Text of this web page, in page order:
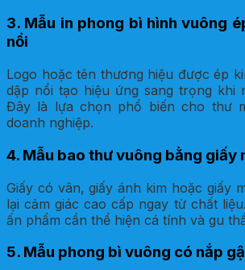
3. Mẫu in phong bì hình vuông
nổi
Logo hoặc tên thương hiệu được ép
dập nổi tạo hiệu ứng sang trọng khi
Đây là lựa chọn phổ biến cho thư
doanh nghiệp.
4. Mẫu bao thư vuông bằng giấy
Giấy có vân, giấy ánh kim hoặc giấy
lại cảm giác cao cấp ngay từ chất
ấn phẩm cần thể hiện cá tính và gu
5. Mẫu phong bì vuông có nắp